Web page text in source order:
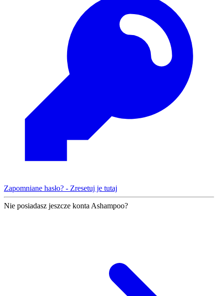
Zapomniane hasło? - Zresetuj je tutaj
Nie posiadasz jeszcze konta Ashampoo?